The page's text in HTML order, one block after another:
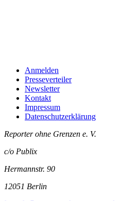
Anmelden
Presseverteiler
Newsletter
Kontakt
Impressum
Datenschutzerklärung
Reporter ohne Grenzen e. V.
c/o Publix
Hermannstr. 90
12051 Berlin